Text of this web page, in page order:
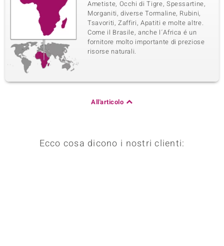
Ametiste, Occhi di Tigre, Spessartine,
Morganiti, diverse Tormaline, Rubini,
Tsavoriti, Zaffiri, Apatiti e molte altre.
Come il Brasile, anche l´Africa é un
fornitore molto importante di preziose
risorse naturali.
All'articolo
Ecco cosa dicono i nostri clienti: